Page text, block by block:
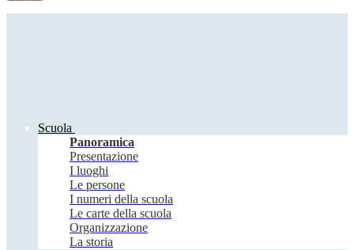
Scuola
Panoramica
Presentazione
I luoghi
Le persone
I numeri della scuola
Le carte della scuola
Organizzazione
La storia